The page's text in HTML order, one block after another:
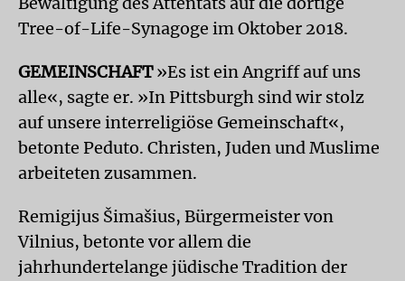
Tree-of-Life-Synagoge im Oktober 2018.
GEMEINSCHAFT»Es ist ein Angriff auf uns
alle«, sagte er. »In Pittsburgh sind wir stolz
auf unsere interreligiöse Gemeinschaft«,
betonte Peduto. Christen, Juden und Muslime
arbeiteten zusammen.
Remigijus Šimašius, Bürgermeister von
Vilnius, betonte vor allem die
jahrhundertelange jüdische Tradition der